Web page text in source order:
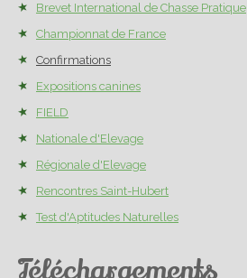
Brevet International de Chasse Pratique
Championnat de France
Confirmations
Expositions canines
FIELD
Nationale d'Elevage
Régionale d'Elevage
Rencontres Saint-Hubert
Test d'Aptitudes Naturelles